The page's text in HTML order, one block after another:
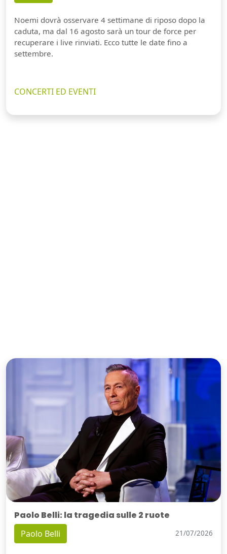
Noemi dovrà osservare 4 settimane di riposo dopo la
caduta, ma dal 16 agosto sarà un tour de force per
recuperare i live rinviati. Ecco tutte le date fino a
settembre.
CONCERTI ED EVENTI
Paolo Belli: la tragedia sulle 2 ruote
Paolo Belli 21/07/2026